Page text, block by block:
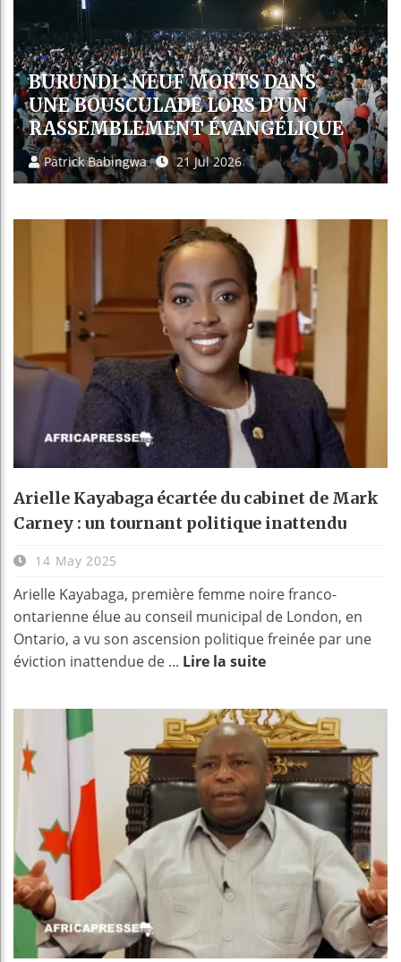
Bénin :
CRISE EN RDC : AU BURUNDI,
MÉDIATION SOUS TENSION
ENTRE OPPOSITION DIVISÉE ET
ÉGLISES EN CONFRONTATION
Patrick Babingwa 08 Jul 2026
Arielle Kayabaga écartée du cabinet de Mark
Carney : un tournant politique inattendu
14 May 2025
Arielle Kayabaga, première femme noire franco-
ontarienne élue au conseil municipal de London, en
Ontario, a vu son ascension politique freinée par une
éviction inattendue de ... Lire la suite